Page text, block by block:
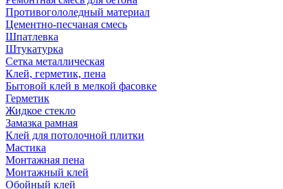
Противогололедный материал
Цементно-песчаная смесь
Шпатлевка
Штукатурка
Сетка металлическая
Клей, герметик, пена
Бытовой клей в мелкой фасовке
Герметик
Жидкое стекло
Замазка рамная
Клей для потолочной плитки
Мастика
Монтажная пена
Монтажный клей
Обойный клей